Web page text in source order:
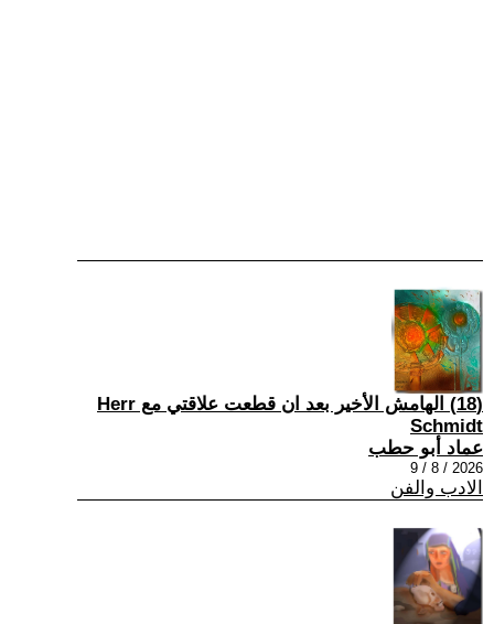
(18) الهامش الأخير بعد ان قطعت علاقتي مع Herr
Schmidt
عماد أبو حطب
2026 / 8 / 9
الادب والفن